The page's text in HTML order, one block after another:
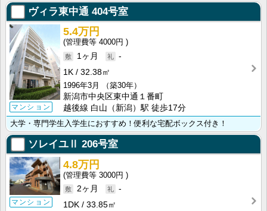
ヴィラ東中通 404号室
マンション
5.4万円
4000円
1ヶ月
-
1K
32.38㎡
1996年3月
（築30年）
新潟市中央区東中通１番町
越後線 白山（新潟）駅 徒歩17分
大学・専門学生入学生におすすめ！便利な宅配ボックス付き！
ソレイユⅡ 206号室
マンション
4.8万円
3000円
2ヶ月
-
1DK
33.85㎡